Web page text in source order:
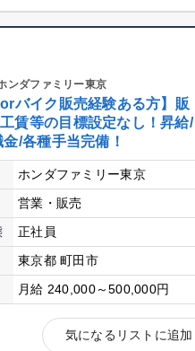
ダファミリー東京
orバイク販売経験ある方】販
賃等の目標設定なし！昇給/
/各種手当完備！
ホンダファミリー東京
営業・販売
正社員
東京都 町田市
月給 240,000～500,000円
気になるリストに追加